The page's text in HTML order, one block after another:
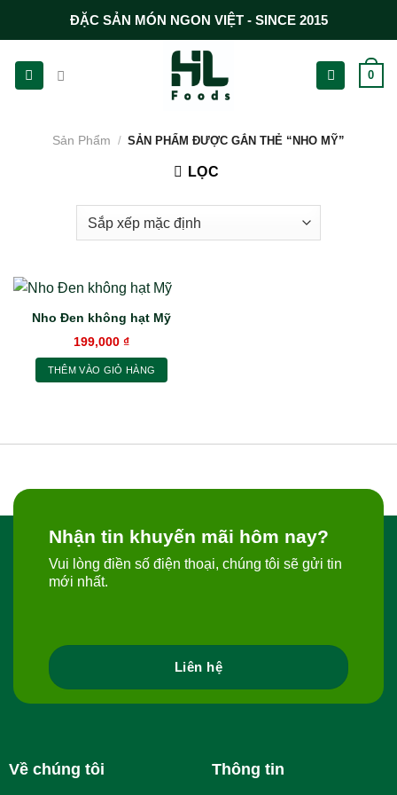
dung
ĐẶC SẢN MÓN NGON VIỆT - SINCE 2015
0
Sản Phẩm / SẢN PHẨM ĐƯỢC GẮN THẺ “NHO MỸ”
LỌC
Nho Đen không hạt Mỹ
199,000 ₫
THÊM VÀO GIỎ HÀNG
Nhận tin khuyến mãi hôm nay?
Vui lòng điền số điện thoại, chúng tôi sẽ gửi tin
mới nhất.
Liên hệ
Về chúng tôi Thông tin